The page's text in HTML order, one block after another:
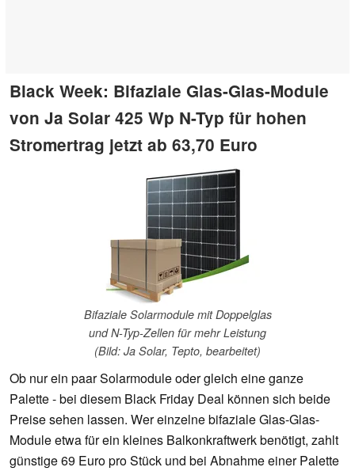
Black Week: Bifaziale Glas-Glas-Module
von Ja Solar 425 Wp N-Typ für hohen
Stromertrag jetzt ab 63,70 Euro
Bifaziale Solarmodule mit Doppelglas
und N-Typ-Zellen für mehr Leistung
(Bild: Ja Solar, Tepto, bearbeitet)
Ob nur ein paar Solarmodule oder gleich eine ganze
Palette - bei diesem Black Friday Deal können sich beide
Preise sehen lassen. Wer einzelne bifaziale Glas-Glas-
Module etwa für ein kleines Balkonkraftwerk benötigt, zahlt
günstige 69 Euro pro Stück und bei Abnahme einer Palette